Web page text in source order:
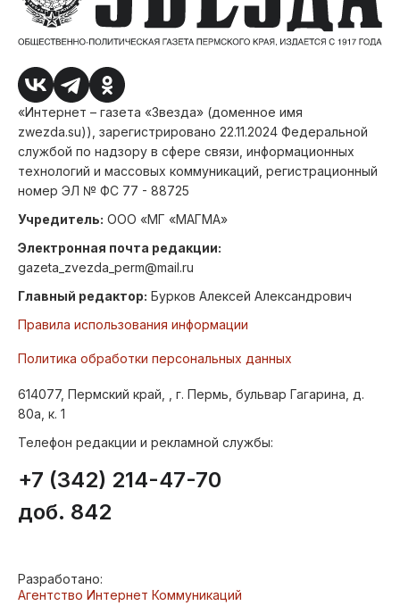
«Интернет – газета «Звезда» (доменное имя
zwezda.su)), зарегистрировано 22.11.2024 Федеральной
службой по надзору в сфере связи, информационных
технологий и массовых коммуникаций, регистрационный
номер ЭЛ № ФС 77 - 88725
Учредитель: ООО «МГ «МАГМА»
Электронная почта редакции:
gazeta_zvezda_perm@mail.ru
Главный редактор: Бурков Алексей Александрович
Правила использования информации
Политика обработки персональных данных
614077, Пермский край, , г. Пермь, бульвар Гагарина, д.
80а, к. 1
Телефон редакции и рекламной службы:
+7 (342) 214-47-70
доб. 842
Разработано:
Агентство Интернет Коммуникаций